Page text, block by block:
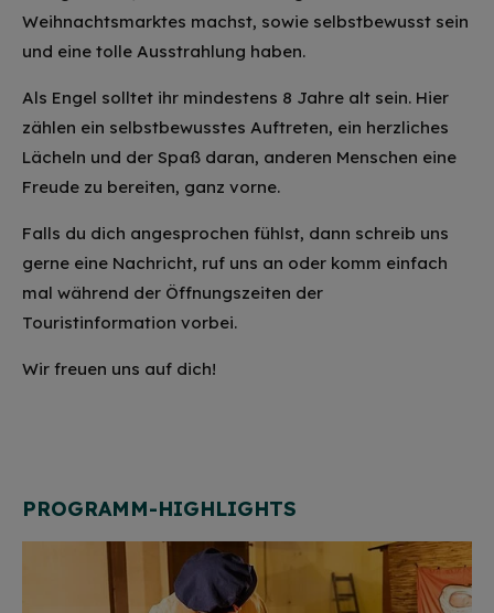
Weihnachtsmarktes machst, sowie selbstbewusst sein
und eine tolle Ausstrahlung haben.
Als Engel solltet ihr mindestens 8 Jahre alt sein. Hier
zählen ein selbstbewusstes Auftreten, ein herzliches
Lächeln und der Spaß daran, anderen Menschen eine
Freude zu bereiten, ganz vorne.
Falls du dich angesprochen fühlst, dann schreib uns
gerne eine Nachricht, ruf uns an oder komm einfach
mal während der Öffnungszeiten der
Touristinformation vorbei.
Wir freuen uns auf dich!
PROGRAMM-HIGHLIGHTS